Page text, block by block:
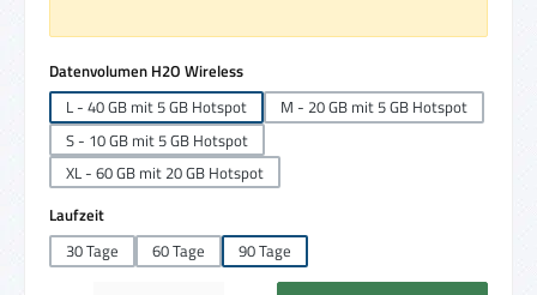
Datenvolumen H2O Wirelessauswählen
L - 40 GB mit 5 GB Hotspot
M - 20 GB mit 5 GB Hotspot
S - 10 GB mit 5 GB Hotspot
XL - 60 GB mit 20 GB Hotspot
Laufzeitauswählen
30 Tage
60 Tage 90 Tage